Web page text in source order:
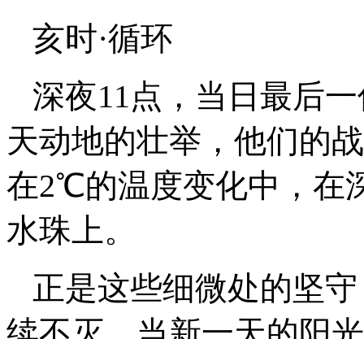
亥时·循环
深夜11点，当日最后
天动地的壮举，他们的
在2℃的温度变化中，在
水珠上。
正是这些细微处的坚